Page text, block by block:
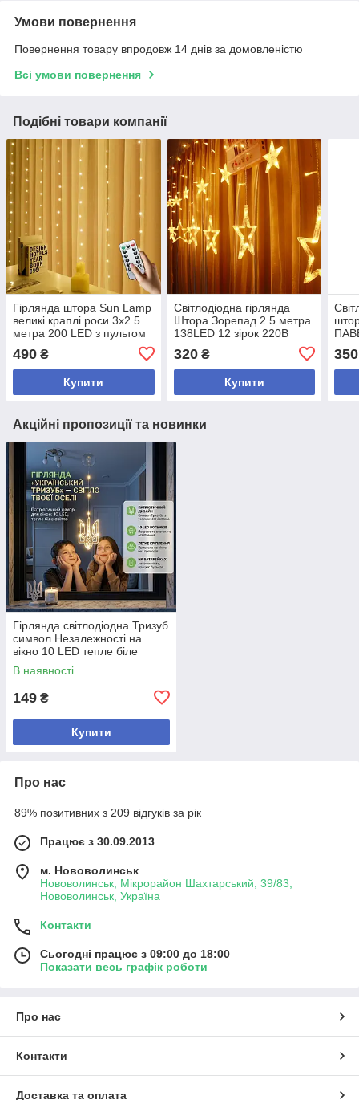
Умови повернення
Повернення товару впродовж 14 днів за домовленістю
Всі умови повернення
Подібні товари компанії
Гірлянда штора Sun Lamp
великі краплі роси 3х2.5
метра 200 LED з пультом
490 ₴
Купити
Світлодіодна гірлянда
Штора Зорепад 2.5 метра
138LED 12 зірок 220В
320₴
Купити
350
Акційні пропозиції та новинки
Гірлянда світлодіодна Тризуб
символ Незалежності на
вікно 10 LED тепле біле
світло на присосці
В наявності
149 ₴
Купити
Про нас
89% позитивних з 209 відгуків за рік
Працює з 30.09.2013
м. Нововолинськ
Нововолинськ, Мікрорайон Шахтарський, 39/83,
Нововолинськ, Україна
Контакти
Сьогодні працює з 09:00 до 18:00
Показати весь графік роботи
Про нас
Контакти
Доставка та оплата